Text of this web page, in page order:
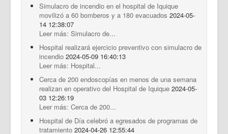
Simulacro de incendio en el hospital de Iquique
movilizó a 60 bomberos y a 180 evacuados 2024-05-
14 12:38:07
Leer más: Simulacro de...
Hospital realizará ejercicio preventivo con simulacro de
incendio 2024-05-09 16:40:13
Leer más: Hospital...
Cerca de 200 endoscopías en menos de una semana
realizan en operativo del Hospital de Iquique 2024-05-
03 12:26:19
Leer más: Cerca de 200...
Hospital de Día celebró a egresados de programas de
tratamiento 2024-04-26 12:55:44